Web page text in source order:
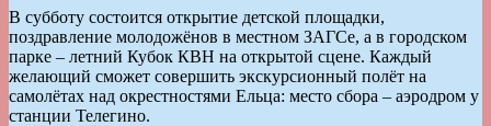
В субботу состоится открытие детской площадки,
поздравление молодожёнов в местном ЗАГСе, а в городском
парке – летний Кубок КВН на открытой сцене. Каждый
желающий сможет совершить экскурсионный полёт на
самолётах над окрестностями Ельца: место сбора – аэродром у
станции Телегино.